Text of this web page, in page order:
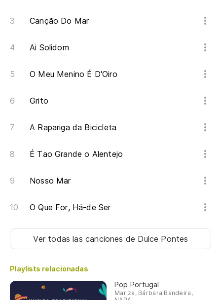
Canção Do Mar
Ai Solidom
O Meu Menino É D'Oiro
Grito
A Rapariga da Bicicleta
É Tao Grande o Alentejo
Nosso Mar
O Que For, Há-de Ser
Ver todas las canciones de Dulce Pontes
Playlists relacionadas
Pop Portugal
Mariza, Bárbara Bandeira,